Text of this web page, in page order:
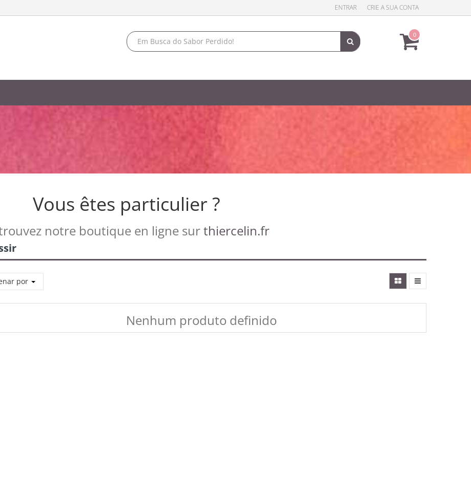
ENTRAR CRIE A SUA CONTA
0
Vous êtes particulier ?
notre boutique en ligne surthiercelin.fr
por
Nenhum produto definido